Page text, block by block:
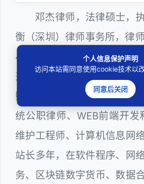
邓杰律师，法律硕士，
衡（深圳）律师事务所，律
403201810022100。邓杰律
兼任深圳市人民政府听证员
购评审专家（法律类），深
统公职律师、WEB前端开发
维护工程师、计算机信息网
站长多年，在软件程序、网
务、区块链数字货币、数据
个人信息保护声明
访问本站需同意使用cookie技术以
同意后关闭